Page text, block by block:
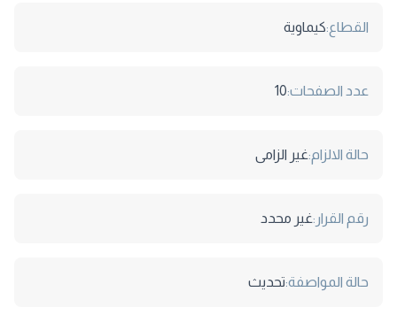
القطاع:كيماوية
عدد الصفحات:10
حالة الالزام:غير الزامى
رقم القرار:غير محدد
حالة المواصفة:تحديث